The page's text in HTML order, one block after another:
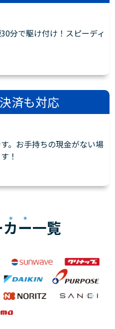
分で駆け付け！スピーディ
済も対応
。お手持ちの現金がない場
！
ー一覧